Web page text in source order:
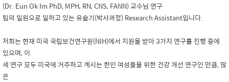
(Dr. Eun Ok Im PhD, MPH, RN, CNS, FANN) 교수님 연구
팀의 일원으로 일하고 있는 유슬기(박사과정) Research Assistant입니다.
저희는 현재 미국 국립보건연구원(NIH)에서 지원을 받아 3가지 연구를 진행 중에
있으며, 이
세 연구 모두 미국에 거주하고 계시는 한인 여성들을 위한 건강 개선 연구인 만큼, 많
은